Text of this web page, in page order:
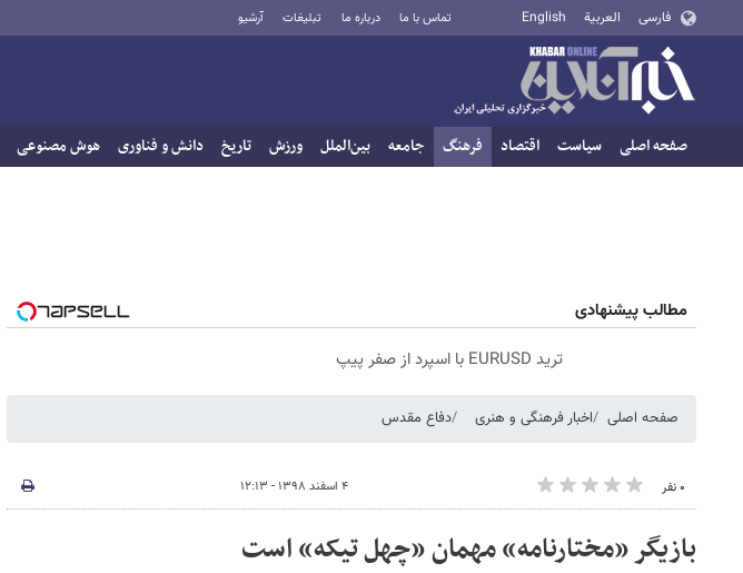
فارسی العربية English تماس با ما درباره ما تبلیغات آرشیو
صفحه اصلی سیاست اقتصاد فرهنگ جامعه بین‌الملل ورزش تاریخ دانش و فناوری هوش مصنوعی
مطالب پیشنهادی
ترید EURUSD با اسپرد از صفر پیپ
صفحه اصلی اخبار فرهنگی و هنری دفاع مقدس
۰ نفر ۴ اسفند ۱۳۹۸ - ۱۲:۱۳
بازیگر «مختارنامه» مهمان «چهل تیکه» است